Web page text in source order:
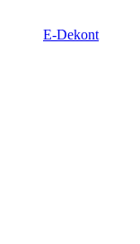
E-Dekont